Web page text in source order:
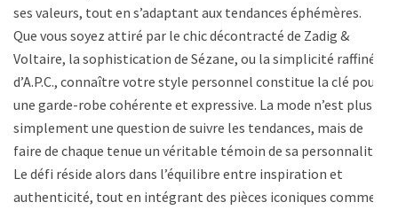
ses valeurs, tout en s’adaptant aux tendances éphémères.
Que vous soyez attiré par le chic décontracté de Zadig &
Voltaire, la sophistication de Sézane, ou la simplicité raffinée
d’A.P.C., connaître votre style personnel constitue la clé pour
une garde-robe cohérente et expressive. La mode n’est plus
simplement une question de suivre les tendances, mais de
faire de chaque tenue un véritable témoin de sa personnalité.
Le défi réside alors dans l’équilibre entre inspiration et
authenticité, tout en intégrant des pièces iconiques comme